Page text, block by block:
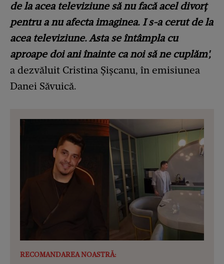
de la acea televiziune să nu facă acel divorț
pentru a nu afecta imaginea. I s-a cerut de la
acea televiziune. Asta se întâmpla cu
aproape doi ani înainte ca noi să ne cuplăm',
a dezvăluit Cristina Șișcanu, în emisiunea
Danei Săvuică.
RECOMANDAREA NOASTRĂ: